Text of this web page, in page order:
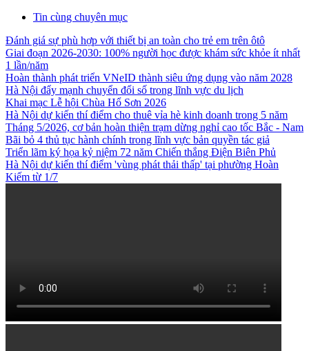
Tin cùng chuyên mục
Đánh giá sự phù hợp với thiết bị an toàn cho trẻ em trên ôtô
Giai đoạn 2026-2030: 100% người học được khám sức khỏe ít nhất
1 lần/năm
Hoàn thành phát triển VNeID thành siêu ứng dụng vào năm 2028
Hà Nội đẩy mạnh chuyển đổi số trong lĩnh vực du lịch
Khai mạc Lễ hội Chùa Hổ Sơn 2026
Hà Nội dự kiến thí điểm cho thuê vỉa hè kinh doanh trong 5 năm
Tháng 5/2026, cơ bản hoàn thiện trạm dừng nghỉ cao tốc Bắc - Nam
Bãi bỏ 4 thủ tục hành chính trong lĩnh vực bản quyền tác giả
Triển lãm ký họa kỷ niệm 72 năm Chiến thắng Điện Biên Phủ
Hà Nội dự kiến thí điểm 'vùng phát thải thấp' tại phường Hoàn
Kiếm từ 1/7